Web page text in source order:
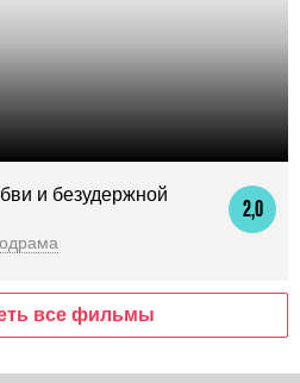
2,0
и безудержной
все фильмы